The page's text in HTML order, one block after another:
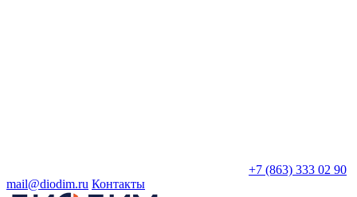
+7 (863) 333 02 90
mail@diodim.ru Контакты